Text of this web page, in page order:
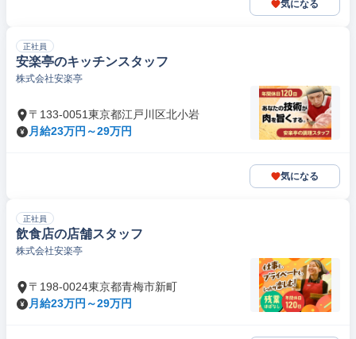
気になる
正社員
安楽亭のキッチンスタッフ
株式会社安楽亭
〒133-0051東京都江戸川区北小岩
月給23万円～29万円
気になる
正社員
飲食店の店舗スタッフ
株式会社安楽亭
〒198-0024東京都青梅市新町
月給23万円～29万円